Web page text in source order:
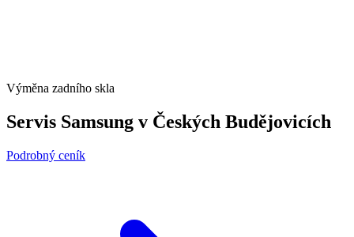
Výměna zadního skla
Servis Samsung v Českých Budějovicích
Podrobný ceník